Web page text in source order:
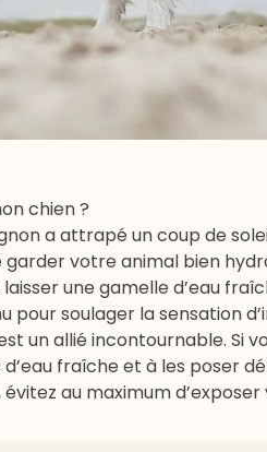
chien ?
a attrapé un coup de
garder votre animal bien
une gamelle d’eau
pour soulager la sensation
un allié incontournable. Si
fraîche et à les poser
au maximum